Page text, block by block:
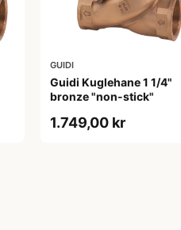
GUIDI
Guidi Kuglehane 1 1/4"
bronze "non-stick"
1.749,00 kr